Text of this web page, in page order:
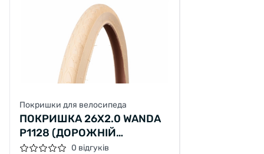
Покришки для велосипеда
ПОКРИШКА 26X2.0 WANDA
P1128 (ДОРОЖНІЙ
ПРОТЕКТОР) (КРЕМОВИЙ)
0 відгуків